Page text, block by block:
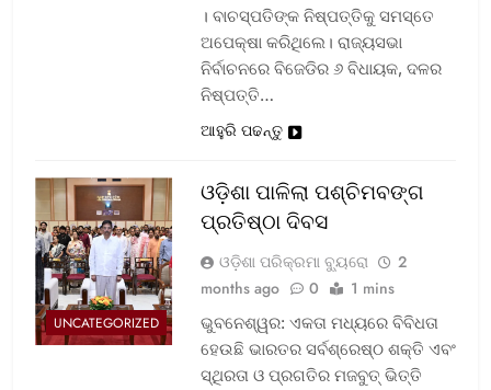
। ବାଚସ୍ପତିଙ୍କ ନିଷ୍ପତ୍ତିକୁ ସମସ୍ତେ
ଅପେକ୍ଷା କରିଥିଲେ। ରାଜ୍ୟସଭା
ନିର୍ବାଚନରେ ବିଜେଡିର ୬ ବିଧାୟକ, ଦଳର
ନିଷ୍ପତ୍ତି…
ଆହୁରି ପଢନ୍ତୁ
UNCATEGORIZED
ଓଡ଼ିଶା ପାଳିଲା ପଶ୍ଚିମବଙ୍ଗ
ପ୍ରତିଷ୍ଠା ଦିବସ
ଓଡ଼ିଶା ପରିକ୍ରମା ବ୍ୟୁରୋ
2
months ago
0 1 mins
ଭୁବନେଶ୍ୱର: ଏକତା ମଧ୍ୟରେ ବିବିଧତା
ହେଉଛି ଭାରତର ସର୍ବଶ୍ରେଷ୍ଠ ଶକ୍ତି ଏବଂ
ସ୍ଥିରତା ଓ ପ୍ରଗତିର ମଜବୁତ୍ ଭିତ୍ତି